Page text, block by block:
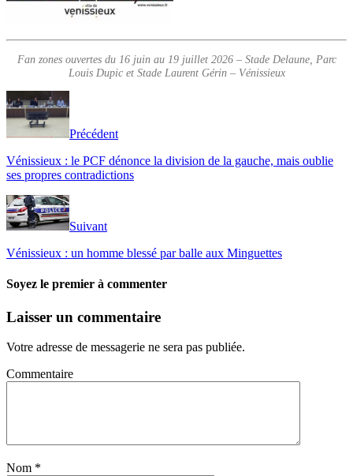
Fan zones ouvertes du 16 juin au 19 juillet 2026 – Stade Delaune, Parc
Louis Dupic et Stade Laurent Gérin – Vénissieux
Précédent
Vénissieux : le PCF dénonce la division de la gauche, mais oublie
ses propres contradictions
Suivant
Vénissieux : un homme blessé par balle aux Minguettes
Soyez le premier à commenter
Laisser un commentaire
Votre adresse de messagerie ne sera pas publiée.
Commentaire
Nom *